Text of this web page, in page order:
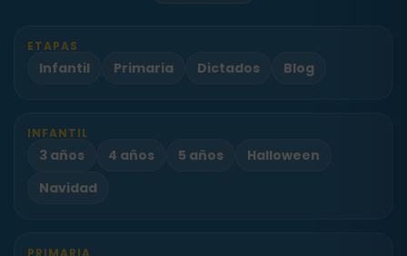
ETAPAS
Infantil Primaria Dictados Blog
INFANTIL
3 años 4 años 5 años
Halloween
Navidad